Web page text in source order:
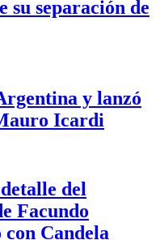
su separación de
y lanzó
Icardi
del
Facundo
Candela